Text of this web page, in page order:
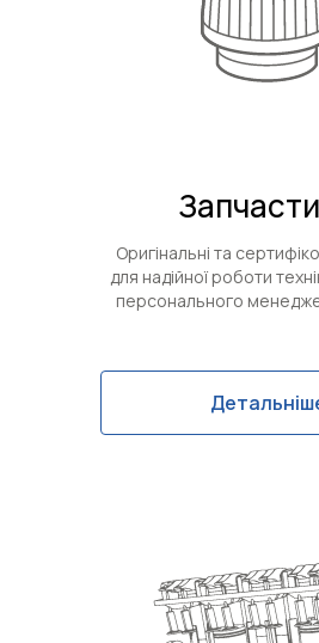
Оригінальні та
для надійної роботи
персонального